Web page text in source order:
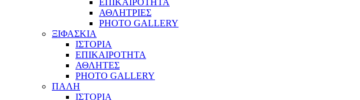
ΕΠΙΚΑΙΡΟΤΗΤΑ
ΑΘΛΗΤΡΙΕΣ
PHOTO GALLERY
ΞΙΦΑΣΚΙΑ
ΙΣΤΟΡΙΑ
ΕΠΙΚΑΙΡΟΤΗΤΑ
ΑΘΛΗΤΕΣ
PHOTO GALLERY
ΠΑΛΗ
ΙΣΤΟΡΙΑ